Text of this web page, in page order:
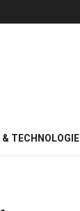
& TECHNOLOGIE